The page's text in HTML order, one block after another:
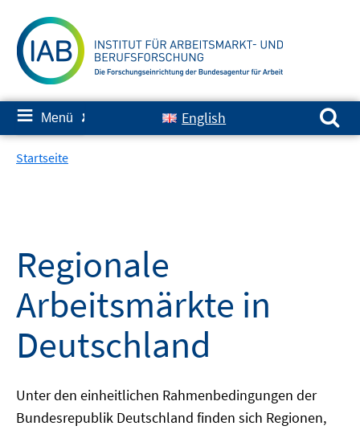
zum
Inhalt
≡ Menü ✘ English
Suchen nach:
Startseite
Regionale
Arbeitsmärkte in
Deutschland
Unter den einheitlichen Rahmenbedingungen der
Bundesrepublik Deutschland finden sich Regionen,